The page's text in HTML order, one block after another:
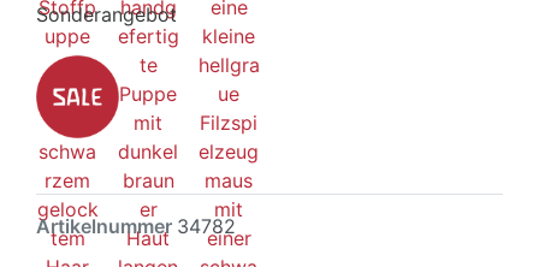
Sonderangebot
Artikelnummer 34782